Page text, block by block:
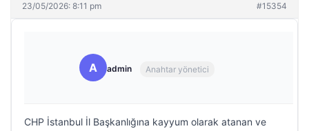
23/05/2026: 8:11 pm #15354
A admin Anahtar yönetici
CHP İstanbul İl Başkanlığına kayyum olarak atanan ve